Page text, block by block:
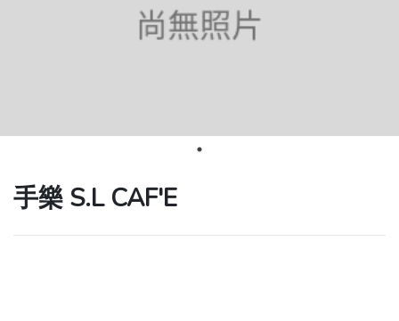
手樂 S.L CAF'E